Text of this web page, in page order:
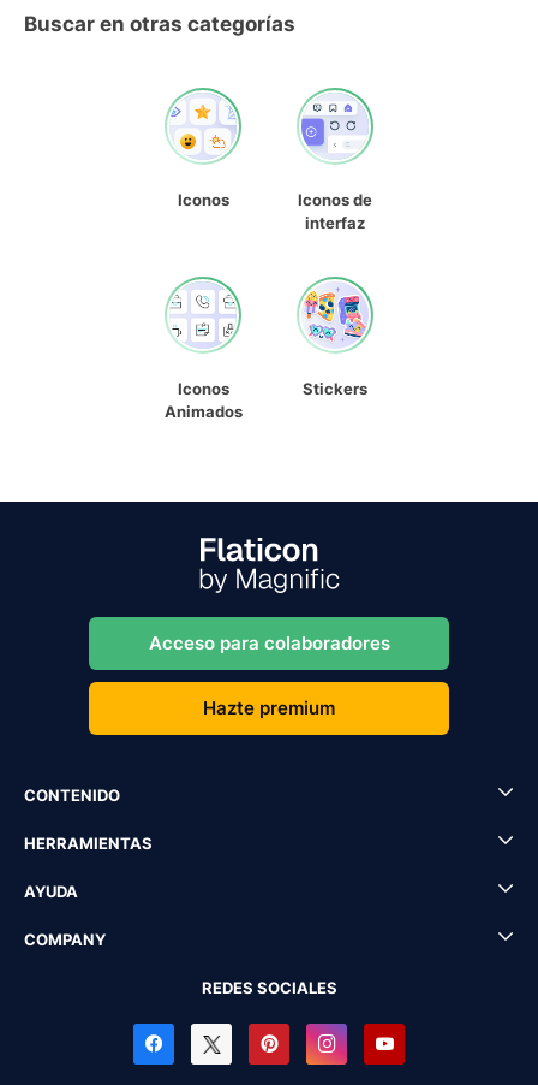
Buscar en otras categorías
Iconos
Iconos de
interfaz
Iconos
Animados
Stickers
Acceso para colaboradores
Hazte premium
CONTENIDO
HERRAMIENTAS
AYUDA
COMPANY
REDES SOCIALES